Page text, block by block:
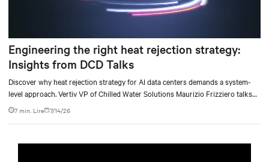
Engineering the right heat rejection strategy:
Insights from DCD Talks
Discover why heat rejection strategy for AI data centers demands a system-
level approach. Vertiv VP of Chilled Water Solutions Maurizio Frizziero talks
about density, location, and water tradeoffs.
7 min. Lire 7/14/26